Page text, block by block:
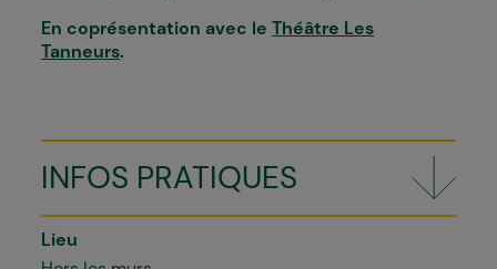
INFOS PRATIQUES
Lieu
En coprésentation avec le Théâtre Les
Tanneurs.